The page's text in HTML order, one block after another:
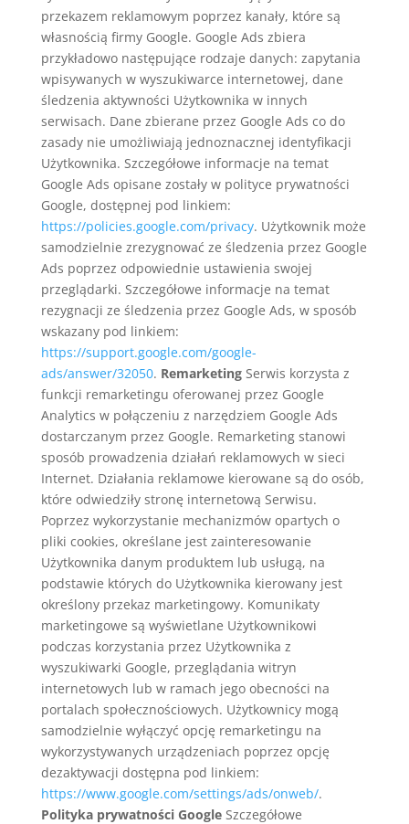
przekazem reklamowym poprzez kanały, które są
własnością firmy Google. Google Ads zbiera
przykładowo następujące rodzaje danych: zapytania
wpisywanych w wyszukiwarce internetowej, dane
śledzenia aktywności Użytkownika w innych
serwisach. Dane zbierane przez Google Ads co do
zasady nie umożliwiają jednoznacznej identyfikacji
Użytkownika. Szczegółowe informacje na temat
Google Ads opisane zostały w polityce prywatności
Google, dostępnej pod linkiem:
https://policies.google.com/privacy. Użytkownik może
samodzielnie zrezygnować ze śledzenia przez Google
Ads poprzez odpowiednie ustawienia swojej
przeglądarki. Szczegółowe informacje na temat
rezygnacji ze śledzenia przez Google Ads, w sposób
wskazany pod linkiem:
https://support.google.com/google-
ads/answer/32050. RemarketingSerwis korzysta z
funkcji remarketingu oferowanej przez Google
Analytics w połączeniu z narzędziem Google Ads
dostarczanym przez Google. Remarketing stanowi
sposób prowadzenia działań reklamowych w sieci
Internet. Działania reklamowe kierowane są do osób,
które odwiedziły stronę internetową Serwisu.
Poprzez wykorzystanie mechanizmów opartych o
pliki cookies, określane jest zainteresowanie
Użytkownika danym produktem lub usługą, na
podstawie których do Użytkownika kierowany jest
określony przekaz marketingowy. Komunikaty
marketingowe są wyświetlane Użytkownikowi
podczas korzystania przez Użytkownika z
wyszukiwarki Google, przeglądania witryn
internetowych lub w ramach jego obecności na
portalach społecznościowych. Użytkownicy mogą
samodzielnie wyłączyć opcję remarketingu na
wykorzystywanych urządzeniach poprzez opcję
dezaktywacji dostępna pod linkiem:
https://www.google.com/settings/ads/onweb/.
Polityka prywatności GoogleSzczegółowe